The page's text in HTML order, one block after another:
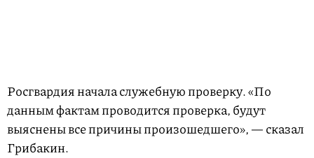
Росгвардия начала служебную проверку. «По
данным фактам проводится проверка, будут
выяснены все причины произошедшего», — сказал
Грибакин.